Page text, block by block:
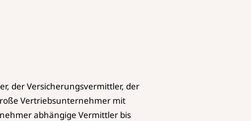
der Versicherungsvermittler, der
Vertriebsunternehmer mit
abhängige Vermittler bis